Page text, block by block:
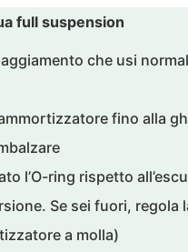
full suspension
che usi
fino alla
l’O-ring rispetto
Se sei fuori, regola
a molla)